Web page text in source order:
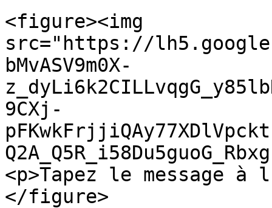
<figure><img
src="https://
bMvASV9m0X-
9CXj-
<p>Tapez le message
</figure>